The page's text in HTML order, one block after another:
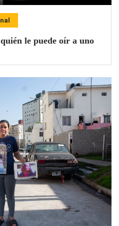
le puede oír a uno